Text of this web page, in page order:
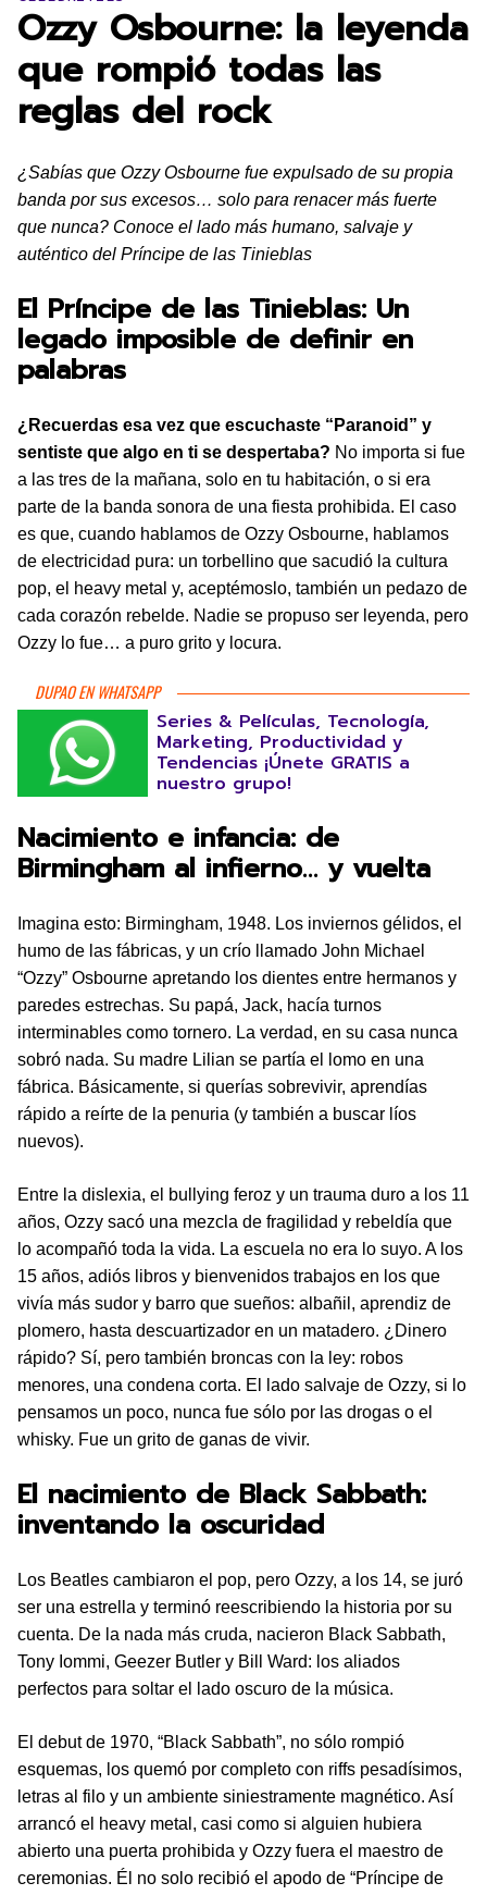
Ozzy Osbourne: la leyenda
que rompió todas las
reglas del rock
¿Sabías que Ozzy Osbourne fue expulsado de su propia
banda por sus excesos… solo para renacer más fuerte
que nunca? Conoce el lado más humano, salvaje y
auténtico del Príncipe de las Tinieblas
El Príncipe de las Tinieblas: Un
legado imposible de definir en
palabras
¿Recuerdas esa vez que escuchaste “Paranoid” y
sentiste que algo en ti se despertaba? No importa si fue
a las tres de la mañana, solo en tu habitación, o si era
parte de la banda sonora de una fiesta prohibida. El caso
es que, cuando hablamos de Ozzy Osbourne, hablamos
de electricidad pura: un torbellino que sacudió la cultura
pop, el heavy metal y, aceptémoslo, también un pedazo de
cada corazón rebelde. Nadie se propuso ser leyenda, pero
Ozzy lo fue… a puro grito y locura.
DUPAO EN WHATSAPP
Series & Películas, Tecnología,
Marketing, Productividad y
Tendencias ¡Únete GRATIS a
nuestro grupo!
Nacimiento e infancia: de
Birmingham al infierno… y vuelta
Imagina esto: Birmingham, 1948. Los inviernos gélidos, el
humo de las fábricas, y un crío llamado John Michael
“Ozzy” Osbourne apretando los dientes entre hermanos y
paredes estrechas. Su papá, Jack, hacía turnos
interminables como tornero. La verdad, en su casa nunca
sobró nada. Su madre Lilian se partía el lomo en una
fábrica. Básicamente, si querías sobrevivir, aprendías
rápido a reírte de la penuria (y también a buscar líos
nuevos).
Entre la dislexia, el bullying feroz y un trauma duro a los 11
años, Ozzy sacó una mezcla de fragilidad y rebeldía que
lo acompañó toda la vida. La escuela no era lo suyo. A los
15 años, adiós libros y bienvenidos trabajos en los que
vivía más sudor y barro que sueños: albañil, aprendiz de
plomero, hasta descuartizador en un matadero. ¿Dinero
rápido? Sí, pero también broncas con la ley: robos
menores, una condena corta. El lado salvaje de Ozzy, si lo
pensamos un poco, nunca fue sólo por las drogas o el
whisky. Fue un grito de ganas de vivir.
El nacimiento de Black Sabbath:
inventando la oscuridad
Los Beatles cambiaron el pop, pero Ozzy, a los 14, se juró
ser una estrella y terminó reescribiendo la historia por su
cuenta. De la nada más cruda, nacieron Black Sabbath,
Tony Iommi, Geezer Butler y Bill Ward: los aliados
perfectos para soltar el lado oscuro de la música.
El debut de 1970, “Black Sabbath”, no sólo rompió
esquemas, los quemó por completo con riffs pesadísimos,
letras al filo y un ambiente siniestramente magnético. Así
arrancó el heavy metal, casi como si alguien hubiera
abierto una puerta prohibida y Ozzy fuera el maestro de
ceremonias. Él no solo recibió el apodo de “Príncipe de